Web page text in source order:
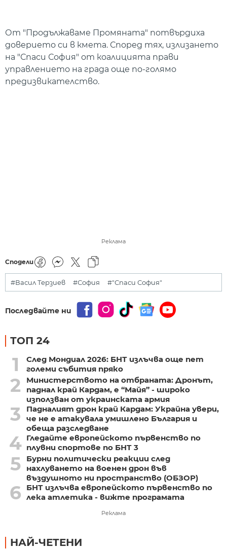
От "Продължаваме Промяната" потвърдиха
доверието си в кмета. Според тях, излизането
на "Спаси София" от коалицията прави
управлението на града още по-голямо
предизвикателство.
Реклама
Сподели
#Васил Терзиев #София #"Спаси София"
Последвайте ни
ТОП 24
1
След Мондиал 2026: БНТ излъчва още пет
големи събития пряко
2
Министерството на отбраната: Дронът,
паднал край Кардам, е “Майя” - широко
използван от украинската армия
3
Падналият дрон край Кардам: Украйна увери,
че не е атакувала умишлено България и
обеща разследване
4 Гледайте европейското първенство по
плувни спортове по БНТ 3
5
Бурни политически реакции след
нахлуването на военен дрон във
въздушното ни пространство (ОБЗОР)
6
БНТ излъчва европейското първенство по
лека атлетика - вижте програмата
Реклама
НАЙ-ЧЕТЕНИ